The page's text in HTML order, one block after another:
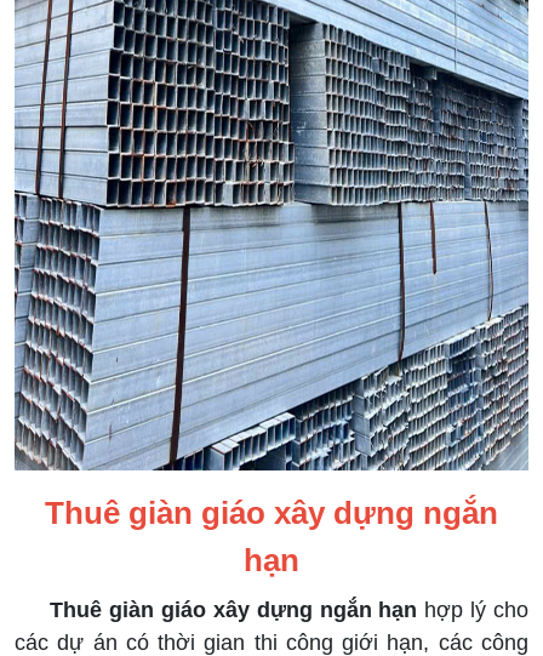
Thuê giàn giáo xây dựng ngắn
hạn
Thuê giàn giáo xây dựng ngắn hạn hợp lý cho
các dự án có thời gian thi công giới hạn, các công